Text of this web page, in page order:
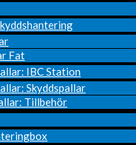
Fat
IBC Station
Skyddspallar
Tillbehör